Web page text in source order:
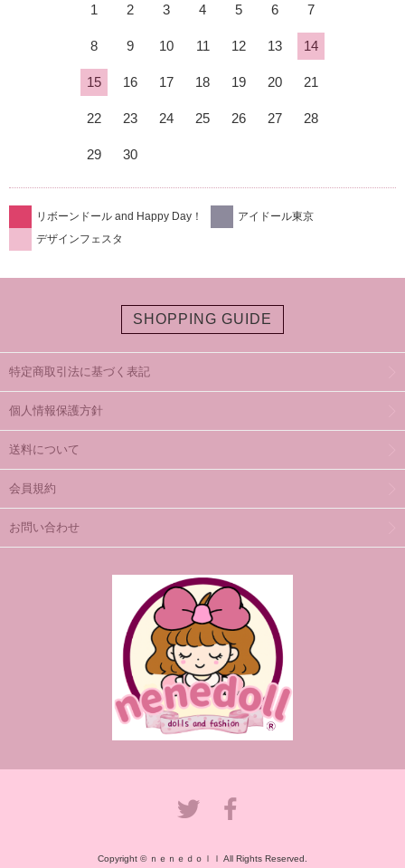
1
2 3 4 5 6 7
8 9 10 11 12 13 14
15 16 17 18 19 20 21
22 23 24 25 26 27 28
29 30
リボーンドール and Happy Day！
アイドール東京
デザインフェスタ
SHOPPING GUIDE
特定商取引法に基づく表記
個人情報保護方針
送料について
会員規約
お問い合わせ
Copyright © ｎｅｎｅｄｏｌｌ All Rights Reserved.